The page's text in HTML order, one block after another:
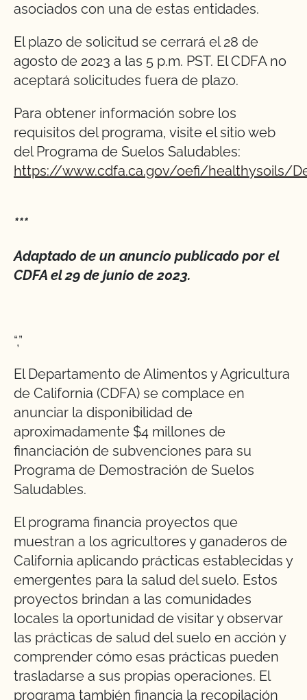
asociados con una de estas entidades.
El plazo de solicitud se cerrará el 28 de
agosto de 2023 a las 5 p.m. PST. El CDFA no
aceptará solicitudes fuera de plazo.
Para obtener información sobre los
requisitos del programa, visite el sitio web
del Programa de Suelos Saludables:
https://www.cdfa.ca.gov/oefi/healthysoils/
***
Adaptado de un anuncio publicado por el
CDFA el 29 de junio de 2023.
“,”
El Departamento de Alimentos y Agricultura
de California (CDFA) se complace en
anunciar la disponibilidad de
aproximadamente $4 millones de
financiación de subvenciones para su
Programa de Demostración de Suelos
Saludables.
El programa financia proyectos que
muestran a los agricultores y ganaderos de
California aplicando prácticas establecidas y
emergentes para la salud del suelo. Estos
proyectos brindan a las comunidades
locales la oportunidad de visitar y observar
las prácticas de salud del suelo en acción y
comprender cómo esas prácticas pueden
trasladarse a sus propias operaciones. El
programa también financia la recopilación